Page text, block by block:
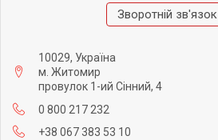
Зворотній зв'язок
10029, Україна
м. Житомир
провулок 1-ий Сінний, 4
0 800 217 232
+38 067 383 53 10